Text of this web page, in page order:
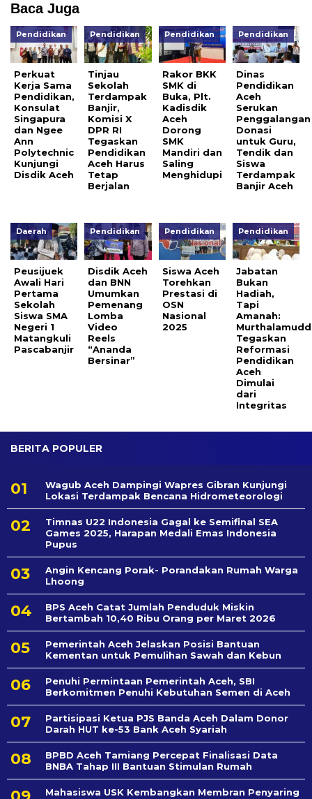
Baca Juga
Pendidikan
Perkuat
Kerja Sama
Pendidikan,
Konsulat
Singapura
dan Ngee
Ann
Polytechnic
Kunjungi
Disdik Aceh
Pendidikan
Tinjau
Sekolah
Terdampak
Banjir,
Komisi X
DPR RI
Tegaskan
Pendidikan
Aceh Harus
Tetap
Berjalan
Pendidikan
Rakor BKK
SMK di
Buka, Plt.
Kadisdik
Aceh
Dorong
SMK
Mandiri dan
Saling
Menghidupi
Pendidikan
Dinas
Pendidikan
Aceh
Serukan
Penggalangan
Donasi
untuk Guru,
Tendik dan
Siswa
Terdampak
Banjir Aceh
Daerah
Peusijuek
Awali Hari
Pertama
Sekolah
Siswa SMA
Negeri 1
Matangkuli
Pascabanjir
Pendidikan
Disdik Aceh
dan BNN
Umumkan
Pemenang
Lomba
Video
Reels
“Ananda
Bersinar”
Pendidikan
Siswa Aceh
Torehkan
Prestasi di
OSN
Nasional
2025
Pendidikan
Jabatan
Bukan
Hadiah,
Tapi
Amanah:
Tegaskan
Reformasi
Pendidikan
Aceh
Dimulai
dari
Integritas
BERITA POPULER
Wagub Aceh Dampingi Wapres Gibran Kunjungi
Lokasi Terdampak Bencana Hidrometeorologi
Timnas U22 Indonesia Gagal ke Semifinal SEA
Games 2025, Harapan Medali Emas Indonesia
Pupus
Angin Kencang Porak- Porandakan Rumah Warga
Lhoong
BPS Aceh Catat Jumlah Penduduk Miskin
Bertambah 10,40 Ribu Orang per Maret 2026
Pemerintah Aceh Jelaskan Posisi Bantuan
Kementan untuk Pemulihan Sawah dan Kebun
Penuhi Permintaan Pemerintah Aceh, SBI
Berkomitmen Penuhi Kebutuhan Semen di Aceh
Partisipasi Ketua PJS Banda Aceh Dalam Donor
Darah HUT ke-53 Bank Aceh Syariah
BPBD Aceh Tamiang Percepat Finalisasi Data
BNBA Tahap III Bantuan Stimulan Rumah
Mahasiswa USK Kembangkan Membran Penyaring